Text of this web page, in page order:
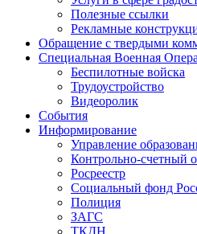
Полезные ссылки
Рекламные
Обращение с твердыми
Специальная Военная
Беспилотные войска
Трудоустройство
Видеоролик
События
Информирование
Управление
Контрольно-счетный
Росреестр
Социальный фонд
Полиция
ЗАГС
ТКДН